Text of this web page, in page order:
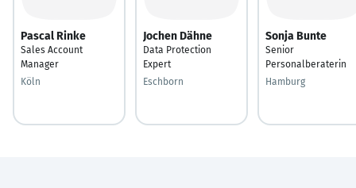
Pascal Rinke
Sales Account
Manager
Köln
Jochen Dähne
Data Protection
Expert
Eschborn
Sonja Bunte
Senior
Personalberaterin
Hamburg